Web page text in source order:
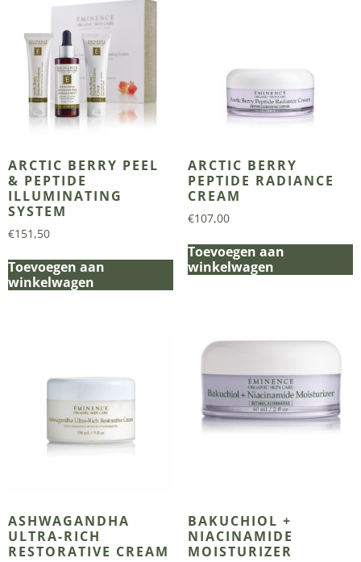
ARCTIC BERRY PEEL
& PEPTIDE
ILLUMINATING
SYSTEM
€151,50
Toevoegen aan
winkelwagen
ARCTIC BERRY
PEPTIDE RADIANCE
CREAM
€107,00
Toevoegen aan
winkelwagen
ASHWAGANDHA
ULTRA-RICH
RESTORATIVE CREAM
BAKUCHIOL +
NIACINAMIDE
MOISTURIZER